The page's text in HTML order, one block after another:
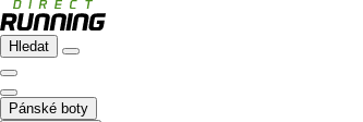
Hledat
Pánské boty